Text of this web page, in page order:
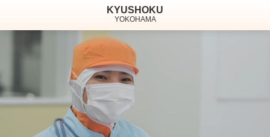
KYUSHOKU
YOKOHAMA